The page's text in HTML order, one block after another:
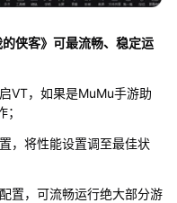
侠客》可最流畅、稳定运
VT，如果是MuMu手游助
，将性能设置调至最佳状
置，可流畅运行绝大部分游